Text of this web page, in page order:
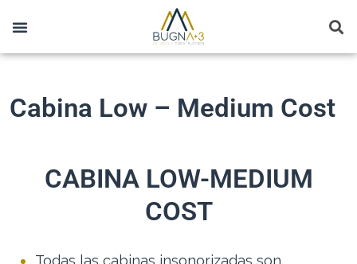
Cabina Low – Medium Cost
CABINA LOW-MEDIUM
COST
Todas las cabinas insonorizadas son